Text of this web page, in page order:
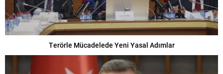
Terörle Mücadelede Yeni Yasal Adımlar